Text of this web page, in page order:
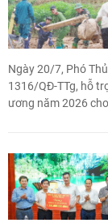
Ngày 20/7, Phó
1316/QĐ-TTg, hỗ
ương năm 2026